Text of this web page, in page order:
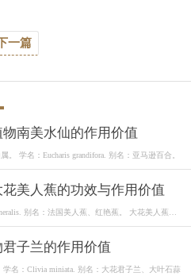
一篇
南美水仙的作用价值
学名：Eucharis grandifora. 别名：亚马逊百合。
美人蕉的功效与作用价值
别名：法国美人蕉、红艳蕉。 大花美人蕉形
子兰的作用价值
名：Clivia miniata. 别名：大花君子兰、大叶石蒜